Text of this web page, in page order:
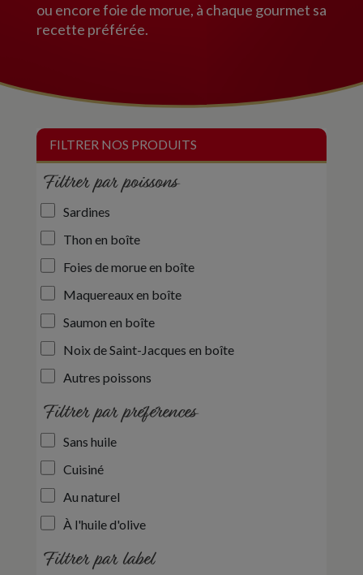
ou encore foie de morue, à chaque gourmet sa
recette préférée.
Filtrer par poissons
Sardines
Thon en boîte
Foies de morue en boîte
Maquereaux en boîte
Saumon en boîte
Noix de Saint-Jacques en boîte
Autres poissons
Filtrer par préférences
Sans huile
Cuisiné
Au naturel
À l'huile d'olive
Filtrer par label